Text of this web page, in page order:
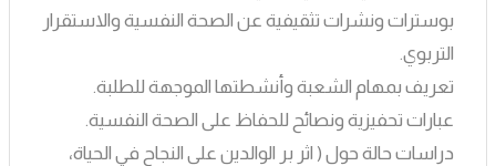
بوسترات ونشرات تثقيفية عن الصحة النفسية والاستقرار
التربوي.
تعريف بمهام الشعبة وأنشطتها الموجهة للطلبة.
عبارات تحفيزية ونصائح للحفاظ على الصحة النفسية.
دراسات حالة حول ( اثر بر الوالدين على النجاح في الحياة،